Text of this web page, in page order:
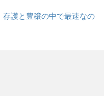
護と豊穣の中で最速なの